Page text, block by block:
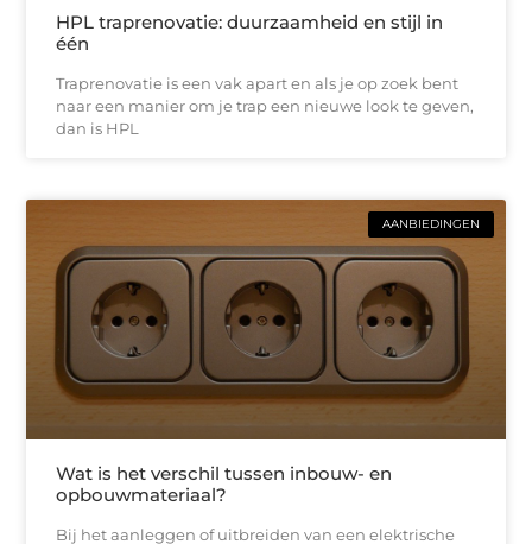
HPL traprenovatie: duurzaamheid en stijl in
één
Traprenovatie is een vak apart en als je op zoek bent
naar een manier om je trap een nieuwe look te geven,
dan is HPL
AANBIEDINGEN
Wat is het verschil tussen inbouw- en
opbouwmateriaal?
Bij het aanleggen of uitbreiden van een elektrische